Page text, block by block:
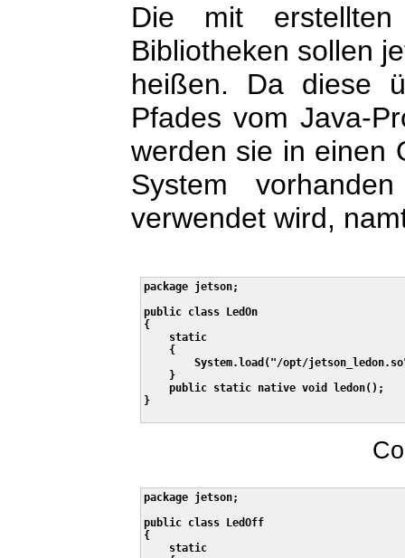
Die mit erstellten
Bibliotheken sollen
heißen. Da diese
Pfades vom Java-
werden sie in einen
System
verwendet wird,
package jetson;
public class LedOn
{
    static
    {
System.load("/opt/
    }
    public static native void ledon();
}
package jetson;
public class LedOff
{
    static